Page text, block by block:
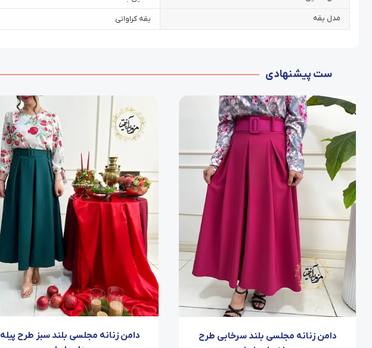
مدل یقه یقه کراواتی
ست پیشنهادی
دامن زنانه مجلسی بلند سرخابی طرح
دامن زنانه مجلسی بلند سبز طرح پیله